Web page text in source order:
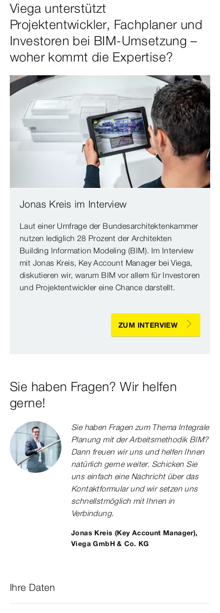
Viega unterstützt
Projektentwickler, Fachplaner und
Investoren bei BIM-Umsetzung –
woher kommt die Expertise?
Jonas Kreis im Interview
Laut einer Umfrage der Bundesarchitektenkammer
nutzen lediglich 28 Prozent der Architekten
Building Information Modeling (BIM). Im Interview
mit Jonas Kreis, Key Account Manager bei Viega,
diskutieren wir, warum BIM vor allem für Investoren
und Projektentwickler eine Chance darstellt.
ZUM INTERVIEW
Sie haben Fragen? Wir helfen
gerne!
Sie haben Fragen zum Thema Integrale
Planung mit der Arbeitsmethodik BIM?
Dann freuen wir uns und helfen Ihnen
natürlich gerne weiter. Schicken Sie
uns einfach eine Nachricht über das
Kontaktformular und wir setzen uns
schnellstmöglich mit Ihnen in
Verbindung.
Jonas Kreis (Key Account Manager),
Viega GmbH & Co. KG
Ihre Daten